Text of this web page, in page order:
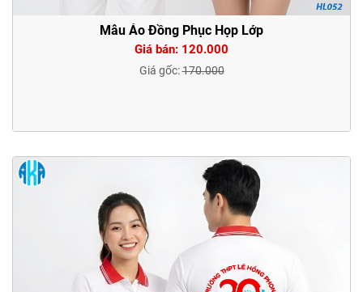
Mẫu Áo Đồng Phục Họp Lớp
Giá bán: 120.000
Giá gốc:170.000